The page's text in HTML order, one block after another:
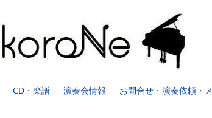
CD・楽譜 演奏会情報 お問合せ・演奏依頼・